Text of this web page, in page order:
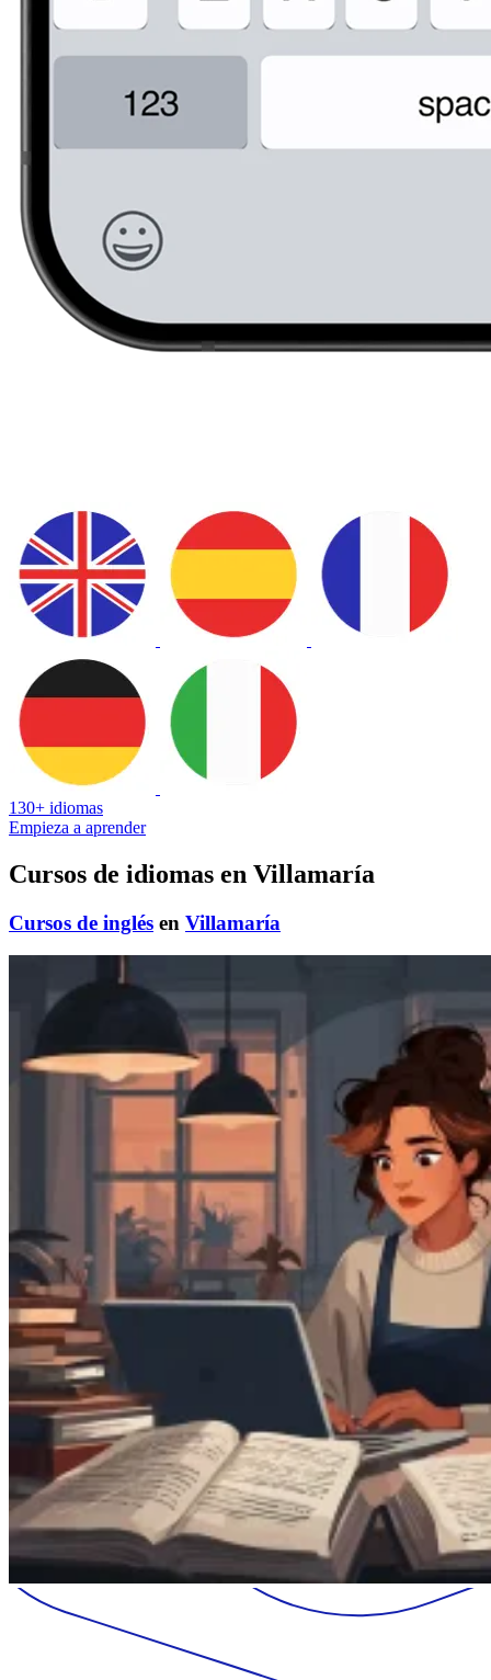
130+ idiomas
Empieza a aprender
Cursos de idiomas en Villamaría
Cursos de inglés en Villamaría